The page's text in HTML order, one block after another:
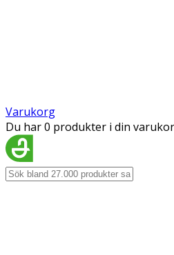
Varukorg
Du har 0 produkter i din